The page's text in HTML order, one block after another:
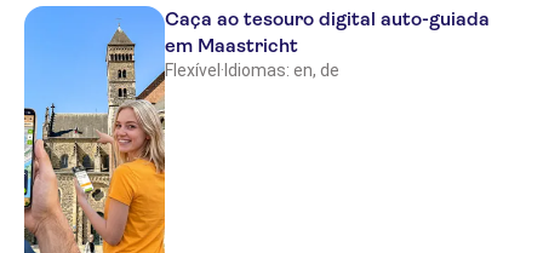
Caça ao tesouro digital auto-guiada
em Maastricht
Flexível · Idiomas: en, de